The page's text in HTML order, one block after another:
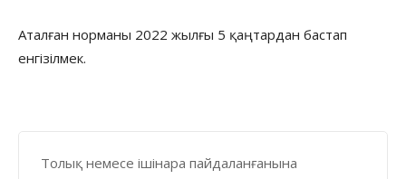
Аталған норманы 2022 жылғы 5 қаңтардан бастап
енгізілмек.
Толық немесе ішінара пайдаланғанына